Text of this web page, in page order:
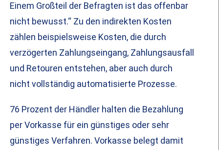
Einem Großteil der Befragten ist das offenbar
nicht bewusst.“ Zu den indirekten Kosten
zählen beispielsweise Kosten, die durch
verzögerten Zahlungseingang, Zahlungsausfall
und Retouren entstehen, aber auch durch
nicht vollständig automatisierte Prozesse.
76 Prozent der Händler halten die Bezahlung
per Vorkasse für ein günstiges oder sehr
günstiges Verfahren. Vorkasse belegt damit